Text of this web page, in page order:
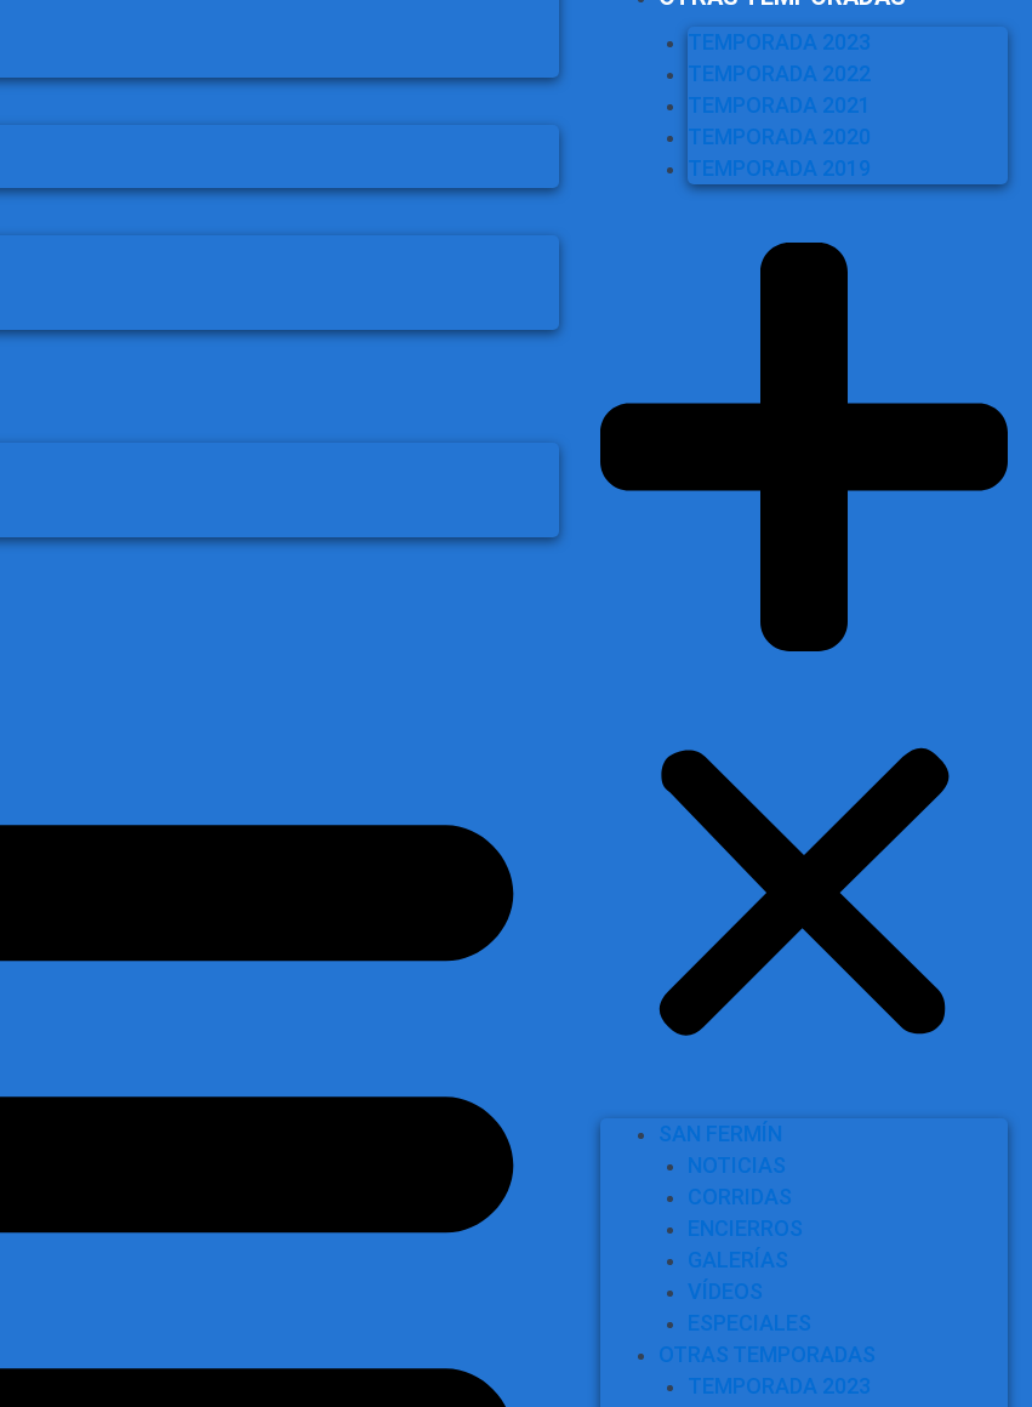
TEMPORADA 2023
TEMPORADA 2022
TEMPORADA 2021
TEMPORADA 2020
TEMPORADA 2019
SAN FERMÍN
NOTICIAS
CORRIDAS
ENCIERROS
GALERÍAS
VÍDEOS
ESPECIALES
OTRAS TEMPORADAS
TEMPORADA 2023